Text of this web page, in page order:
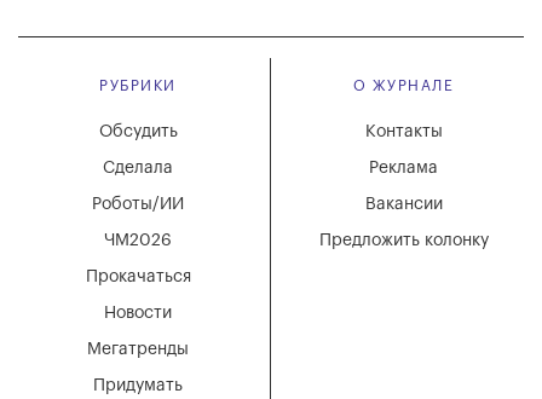
РУБРИКИ
Мегатренды
Придумать
Новости
Обсудить
Сделала
Роботы/ИИ
ЧМ2026
Прокачаться
О ЖУРНАЛЕ
Вакансии
Реклама
Контакты
Предложить колонку